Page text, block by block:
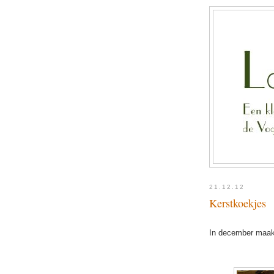
21.12.12
Kerstkoekjes
In december